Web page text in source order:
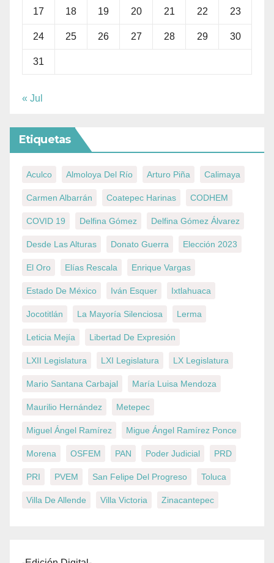
17 18 19 20 21 22 23
24 25 26 27 28 29 30
31
« Jul
Etiquetas
Aculco Almoloya Del Río Arturo Piña Calimaya
Carmen Albarrán Coatepec Harinas CODHEM
COVID 19 Delfina Gómez Delfina Gómez Álvarez
Desde Las Alturas Donato Guerra Elección 2023
El Oro Elías Rescala Enrique Vargas
Estado De México Iván Esquer Ixtlahuaca
Jocotitlán La Mayoría Silenciosa Lerma
Leticia Mejía Libertad De Expresión
LXII Legislatura LXI Legislatura LX Legislatura
Mario Santana Carbajal María Luisa Mendoza
Maurilio Hernández Metepec
Miguel Ángel Ramírez Migue Ángel Ramírez Ponce
Morena OSFEM PAN Poder Judicial PRD
PRI PVEM San Felipe Del Progreso Toluca
Villa De Allende Villa Victoria Zinacantepec